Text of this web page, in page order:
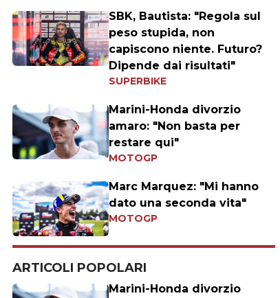
SBK, Bautista: "Regola sul
peso stupida, non
capiscono niente. Futuro?
Dipende dai risultati"
SUPERBIKE
Marini-Honda divorzio
amaro: "Non basta per
restare qui"
MOTOGP
Marc Marquez: "Mi hanno
dato una seconda vita"
MOTOGP
ARTICOLI POPOLARI
Marini-Honda divorzio